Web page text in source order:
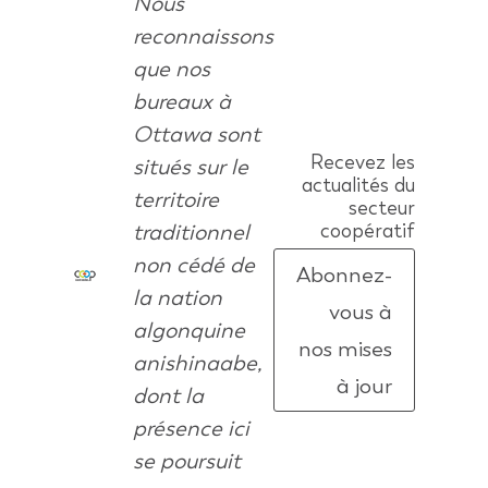
reconnaissons
que nos
bureaux à
Ottawa sont
situés sur le
territoire
traditionnel
non cédé de
la nation
algonquine
anishinaabe,
dont la
présence ici
se poursuit
Recevez les
actualités du
secteur
coopératif
Abonnez-
vous à
nos mises
à jour